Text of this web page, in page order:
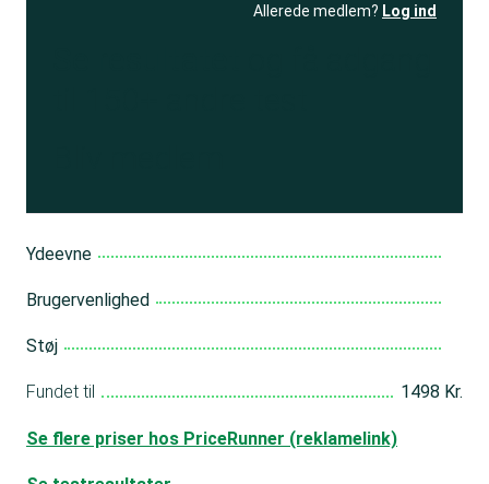
Allerede medlem? Log ind
Ydeevne
Brugervenlighed
Støj
Fundet til 1498 Kr.
Se flere priser hos PriceRunner (reklamelink)